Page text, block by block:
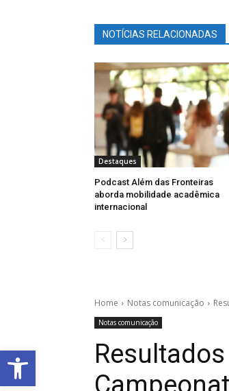
NOTÍCIAS RELACIONADAS
Destaques
Podcast Além das Fronteiras
aborda mobilidade acadêmica
internacional